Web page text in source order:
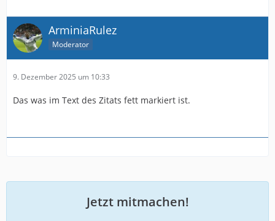
ArminiaRulez
Moderator
9. Dezember 2025 um 10:33
Das was im Text des Zitats fett markiert ist.
Jetzt mitmachen!